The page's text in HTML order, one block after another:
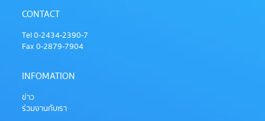
CONTACT
Tel 0-2434-2390-7
Fax 0-2879-7904
INFOMATION
ข่าว
ร่วมงานกับเรา